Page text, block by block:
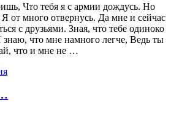
Что тебя я с армии дождусь. Но
от много отвернусь. Да мне и сейчас
с друзьями. Зная, что тебе одиноко
что мне намного легче, Ведь ты
что и мне не …